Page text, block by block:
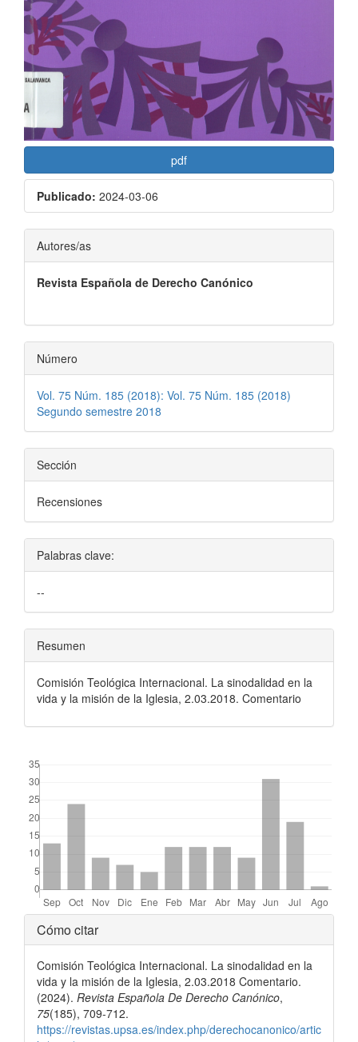
pdf
Publicado: 2024-03-06
Contenido
principal
del
artículo
Autores/as
Revista Española de Derecho Canónico
Número
Vol. 75 Núm. 185 (2018): Vol. 75 Núm. 185 (2018)
Segundo semestre 2018
Sección
Recensiones
Palabras clave:
--
Resumen
Comisión Teológica Internacional. La sinodalidad en la
vida y la misión de la Iglesia, 2.03.2018. Comentario
Detalles
del
artículo
Cómo citar
Comisión Teológica Internacional. La sinodalidad en la
vida y la misión de la Iglesia, 2.03.2018 Comentario.
(2024). Revista Española De Derecho Canónico,
75(185), 709-712.
https://revistas.upsa.es/index.php/derechocanonico/artic